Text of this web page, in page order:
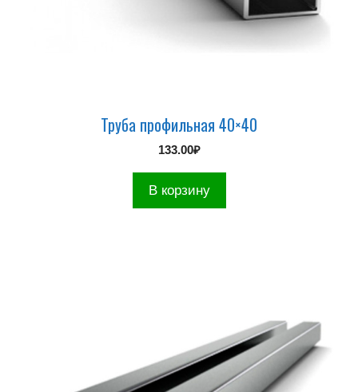
Труба профильная 40×40
133.00₽
В корзину